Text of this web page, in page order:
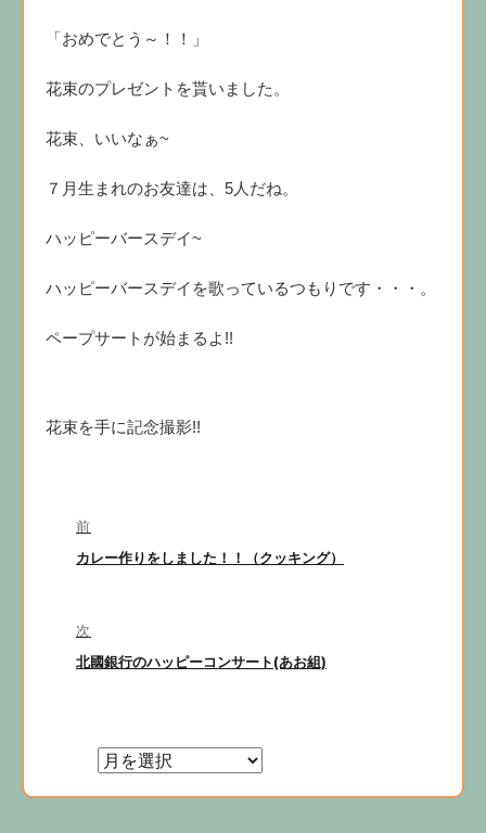
「おめでとう～！！」
花束のプレゼントを貰いました。
花束、いいなぁ~
７月生まれのお友達は、5人だね。
ハッピーバースデイ~
ハッピーバースデイを歌っているつもりです・・・。
ペープサートが始まるよ!!
花束を手に記念撮影!!
稿
ナ
ゲ
ー
前
前
稿:
カレー作りをしました！！（クッキング）
次
次
北國銀行のハッピーコンサート(あお組)